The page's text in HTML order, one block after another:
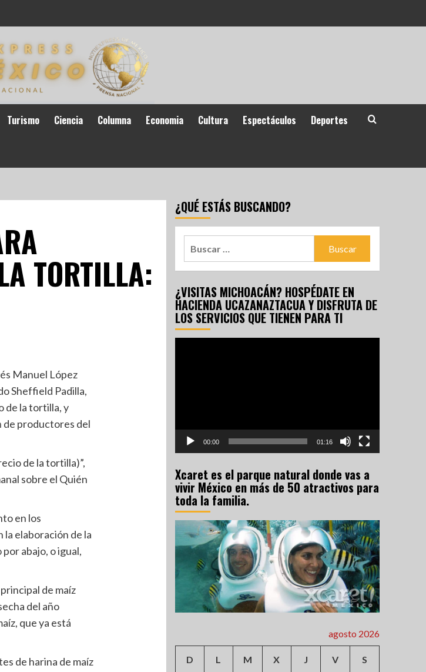
Turismo Ciencia Columna Economia Cultura Espectáculos Deportes
TORTILLA:
Manuel López
Sheffield Padilla,
de la tortilla, y
de productores del
de la tortilla)”,
sobre el Quién
en los
elaboración de la
abajo, o igual,
de maíz
del año
que ya está
de harina de maíz
¿QUÉ ESTÁS BUSCANDO?
¿VISITAS MICHOACÁN? HOSPÉDATE EN
HACIENDA UCAZANAZTACUA Y DISFRUTA DE
LOS SERVICIOS QUE TIENEN PARA TI
00:00 01:16
Xcaret es el parque natural donde vas a
vivir México en más de 50 atractivos para
toda la familia.
agosto 2026
D L M X J V S